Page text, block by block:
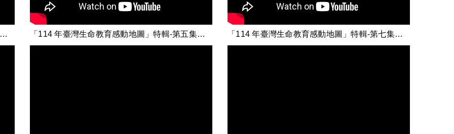
動地圖」特輯-第十四集【 燦爛的第三人生：活成我想要的樣子】 「114 年臺灣生命教育感動地圖」特輯-第五集【特色學校-形塑生命素養在日常】之二 「114 年臺灣生命教育感動地圖」特輯-第七集【特色學校：見微知萌的生命啟發】